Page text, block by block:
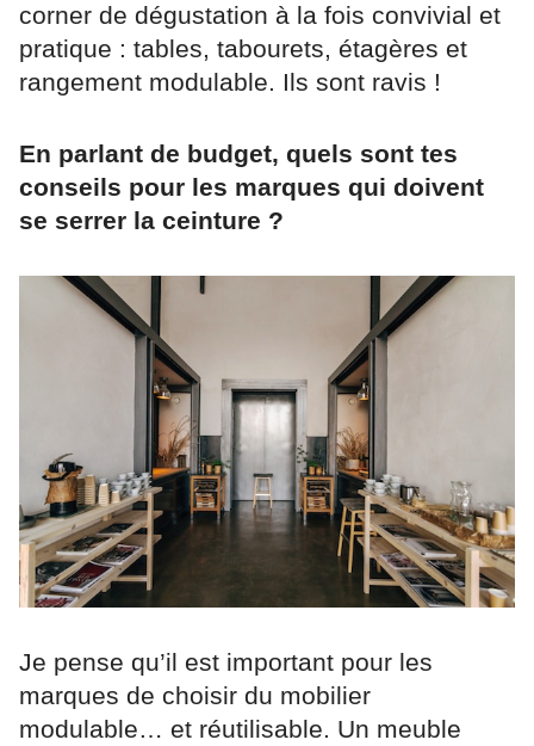
corner de dégustation à la fois convivial et
pratique : tables, tabourets, étagères et
rangement modulable. Ils sont ravis !
En parlant de budget, quels sont tes
conseils pour les marques qui doivent
se serrer la ceinture ?
Je pense qu’il est important pour les
marques de choisir du mobilier
modulable… et réutilisable. Un meuble